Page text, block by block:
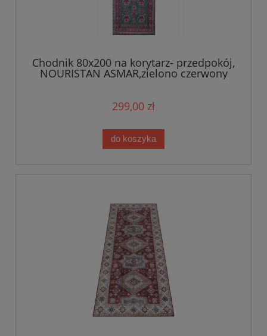
Chodnik 80x200 na korytarz- przedpokój,
NOURISTAN ASMAR,zielono czerwony
299,00 zł
do koszyka